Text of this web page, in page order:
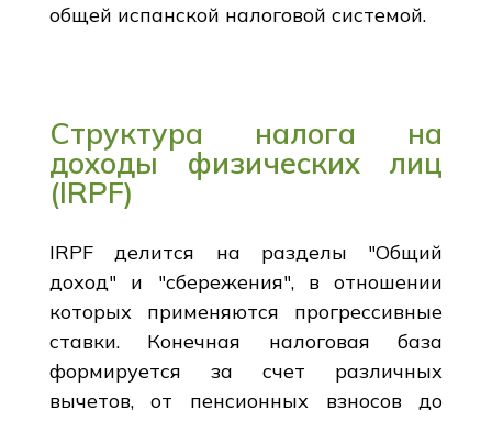
общей испанской налоговой системой.
Структура налога на
доходы физических лиц
(IRPF)
IRPF делится на разделы "Общий
доход" и "сбережения", в отношении
которых применяются прогрессивные
ставки. Конечная налоговая база
формируется за счет различных
вычетов, от пенсионных взносов до